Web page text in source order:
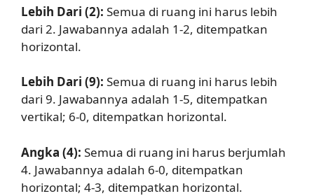
Lebih Dari (2): Semua di ruang ini harus lebih
dari 2. Jawabannya adalah 1-2, ditempatkan
horizontal.
Lebih Dari (9): Semua di ruang ini harus lebih
dari 9. Jawabannya adalah 1-5, ditempatkan
vertikal; 6-0, ditempatkan horizontal.
Angka (4): Semua di ruang ini harus berjumlah
4. Jawabannya adalah 6-0, ditempatkan
horizontal; 4-3, ditempatkan horizontal.